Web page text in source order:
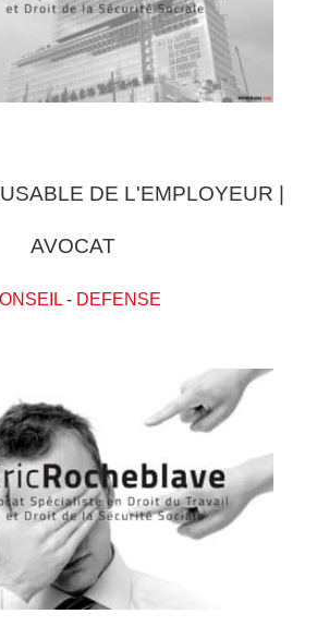
DE L'EMPLOYEUR |
AVOCAT
- DEFENSE